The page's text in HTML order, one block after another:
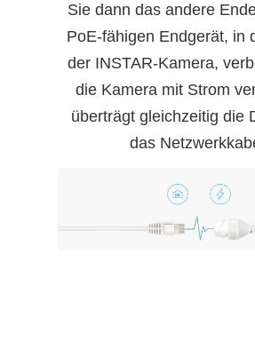
Sie dann das andere
PoE-fähigen Endgerät, in
der INSTAR-Kamera,
die Kamera mit Strom
überträgt gleichzeitig die
das